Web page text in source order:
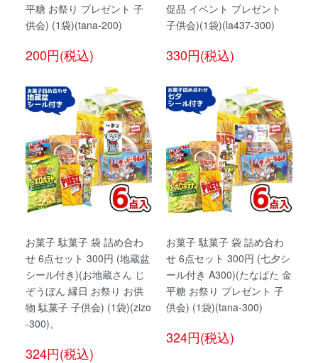
平糖 お祭り プレゼント 子
供会) (1袋)(tana-200)
200円(税込)
促品 イベント プレゼント
子供会)(1袋)(la437-300)
330円(税込)
お菓子 駄菓子 袋 詰め合わ
せ 6点セット 300円 (地蔵盆
シール付き)(お地蔵さん じ
ぞうぼん 縁日 お祭り お供
物 駄菓子 子供会) (1袋)(zizo
-300)。
324円(税込)
お菓子 駄菓子 袋 詰め合わ
せ 6点セット 300円 (七夕シ
ール付き A300)(たなばた 金
平糖 お祭り プレゼント 子
供会) (1袋)(tana-300)
324円(税込)